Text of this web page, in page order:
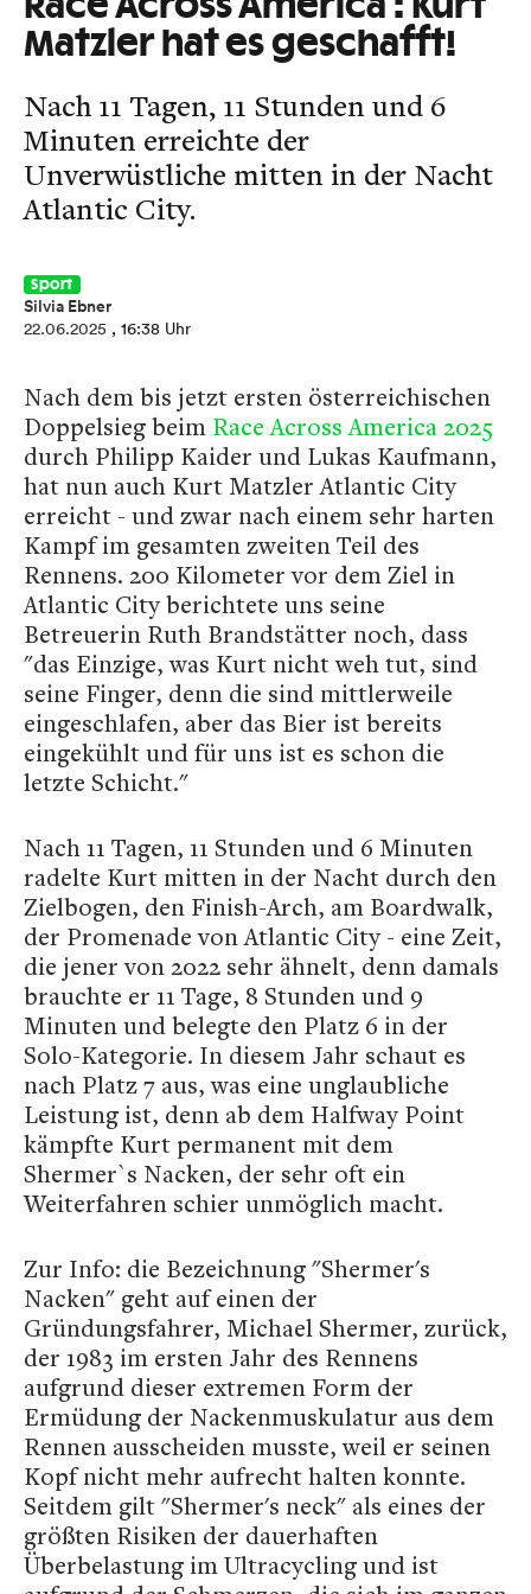
Race Across America : Kurt
Matzler hat es geschafft!
Nach 11 Tagen, 11 Stunden und 6
Minuten erreichte der
Unverwüstliche mitten in der Nacht
Atlantic City.
Sport
Silvia Ebner
22.06.2025 , 16:38 Uhr
Nach dem bis jetzt ersten österreichischen
Doppelsieg beim Race Across America 2025
durch Philipp Kaider und Lukas Kaufmann,
hat nun auch Kurt Matzler Atlantic City
erreicht - und zwar nach einem sehr harten
Kampf im gesamten zweiten Teil des
Rennens. 200 Kilometer vor dem Ziel in
Atlantic City berichtete uns seine
Betreuerin Ruth Brandstätter noch, dass
"das Einzige, was Kurt nicht weh tut, sind
seine Finger, denn die sind mittlerweile
eingeschlafen, aber das Bier ist bereits
eingekühlt und für uns ist es schon die
letzte Schicht."
Nach 11 Tagen, 11 Stunden und 6 Minuten
radelte Kurt mitten in der Nacht durch den
Zielbogen, den Finish-Arch, am Boardwalk,
der Promenade von Atlantic City - eine Zeit,
die jener von 2022 sehr ähnelt, denn damals
brauchte er 11 Tage, 8 Stunden und 9
Minuten und belegte den Platz 6 in der
Solo-Kategorie. In diesem Jahr schaut es
nach Platz 7 aus, was eine unglaubliche
Leistung ist, denn ab dem Halfway Point
kämpfte Kurt permanent mit dem
Shermer`s Nacken, der sehr oft ein
Weiterfahren schier unmöglich macht.
Zur Info: die Bezeichnung "Shermer's
Nacken" geht auf einen der
Gründungsfahrer, Michael Shermer, zurück,
der 1983 im ersten Jahr des Rennens
aufgrund dieser extremen Form der
Ermüdung der Nackenmuskulatur aus dem
Rennen ausscheiden musste, weil er seinen
Kopf nicht mehr aufrecht halten konnte.
Seitdem gilt "Shermer's neck" als eines der
größten Risiken der dauerhaften
Überbelastung im Ultracycling und ist